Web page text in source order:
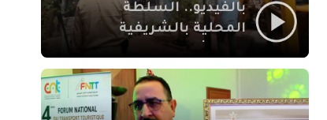
بالفيديو.. السلطة
المحلية بالشريفية
بنايات غير قانونية بإقامة
الإيمان